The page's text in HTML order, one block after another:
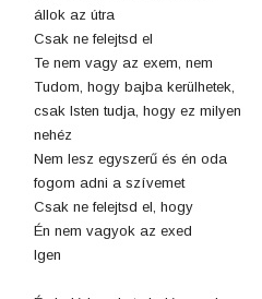
állok az útra
Csak ne felejtsd el
Te nem vagy az exem, nem
Tudom, hogy bajba kerülhetek,
csak Isten tudja, hogy ez milyen
nehéz
Nem lesz egyszerű és én oda
fogom adni a szívemet
Csak ne felejtsd el, hogy
Én nem vagyok az exed
Igen